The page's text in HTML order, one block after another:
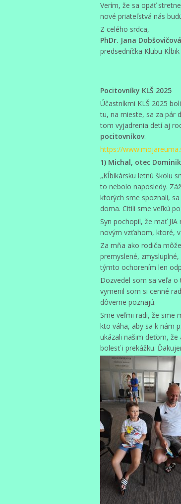
Verím, že sa opäť
nové priateľstvá nás
Z celého srdca,
PhDr. Jana
predsedníčka Klubu
Pocitovníky KLŠ 2025
Účastníkmi KLŠ 2025
tu, na mieste, sa za pár
tom vyjadrenia detí aj
pocitovníkov.
https://
1) Michal, otec
„Kĺbikársku letnú školu
to nebolo naposledy.
ktorých sme spoznali,
doma. Cítili sme veľkú
Syn pochopil, že mať
novým vzťahom, ktoré,
Za mňa ako rodiča
premyslené,
týmto ochorením len
Dozvedel som sa veľa
vymenil som si cenné
dôverne poznajú.
Sme veľmi radi, že sme
kto váha, aby sa k nám
ukázali našim deťom,
bolesť i prekážku.